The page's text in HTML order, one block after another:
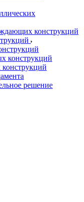
конструкций
конструкций
конструкций
решение